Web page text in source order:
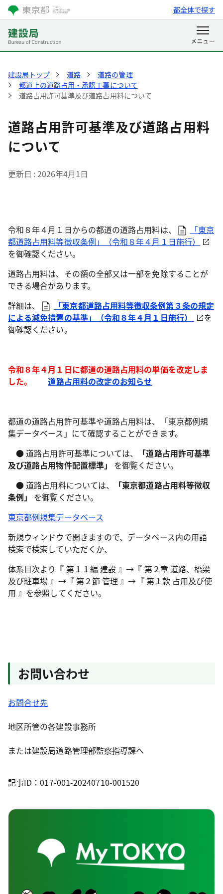
都全体で探す
建設局トップ 道路
道路の管理
都道上の道路占用・承認工事について
道路占用許可基準及び道路占用料について
道路占用許可基準及び道路占用料
について
更新日 2026年4月1日
令和８年４月１日からの都道の道路占用料は、
「東京
都道路占用料等徴収条例」（令和８年４月１日施行）
を御確認ください。
道路占用料は、その額の全部又は一部を免除することが
できる場合があります。
詳細は、
「東京都道路占用料等徴収条例第３条の規定
による減免措置の基準」（令和８年４月１日施行）
を
御確認ください。
令和８年４月１日に都道の道路占用料の単価を改定しま
した。
道路占用料の改定のお知らせ
都道の道路占用許可基準や道路占用料は、「東京都例規
集データベース」にて確認することができます。
● 道路占用許可基準については、
「道路占用許可基準
及び道路占用物件配置標準」 を御覧ください。
● 道路占用料については、
「東京都道路占用料等徴収
条例」
を御覧ください。
東京都例規集データベース
新規ウィンドウで開きますので、データベース内の用語
検索で検索していただくか、
体系目次より『 第１１編 建設 』→『 第２章 道路、橋梁
及び駐車場 』→『 第２節 管理 』→『 第１款 占用及び使
用 』を参照してください。
お問い合わせ
お問合せ先
地区所管の各建設事務所
または建設局道路管理部監察指導課へ
記事ID：017-001-20240710-001520